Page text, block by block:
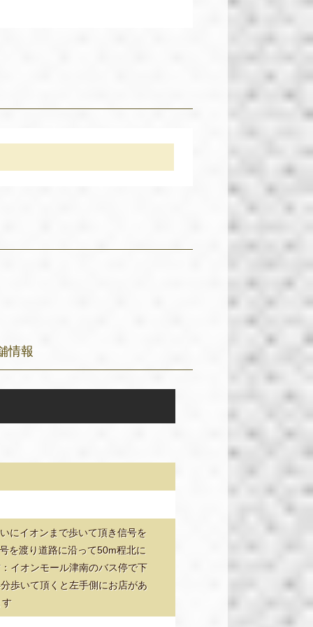
情報
にイオンまで歩いて頂き信号を
を渡り道路に沿って50m程北に
イオンモール津南のバス停で下
歩いて頂くと左手側にお店があ
す